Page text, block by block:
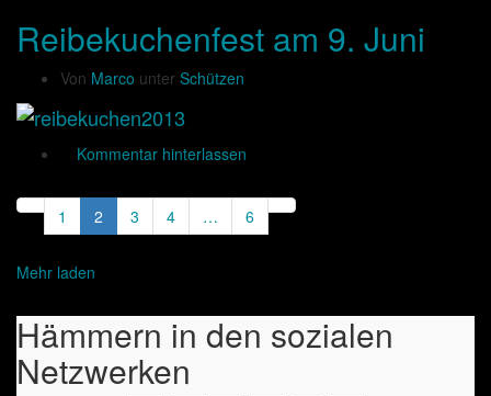
Reibekuchenfest am 9. Juni
Von Marco unter Schützen
Kommentar hinterlassen
1 2 3 4 … 6
Mehr laden
Hämmern in den sozialen
Netzwerken